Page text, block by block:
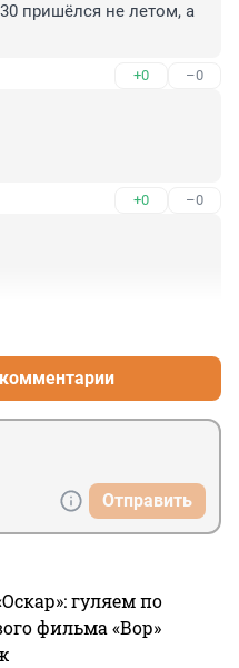
пришёлся не летом, а
+0 –0
+0 –0
Отправить
гуляем по
фильма «Вор»